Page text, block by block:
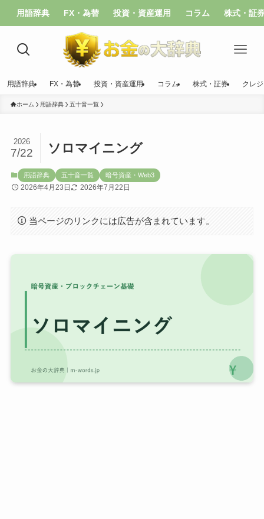
用語辞典 FX・為替 投資・資産運用 コラム 株式・証
用語辞典 FX・為替 投資・資産運用 コラム 株式・証券 クレ
ホーム 用語辞典 五十音一覧
ソロマイニング
2026
7/22
用語辞典 五十音一覧 暗号資産・Web3
2026年4月23日 2026年7月22日
当ページのリンクには広告が含まれています。